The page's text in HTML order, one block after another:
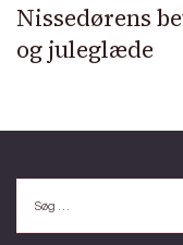
Nissedørens
og juleglæde
efter: